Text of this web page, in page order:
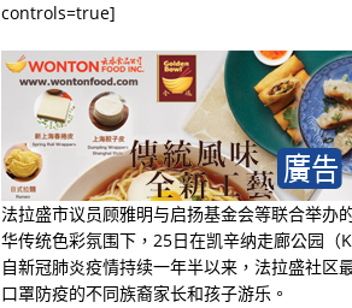
controls=true]
法拉盛市议员顾雅明与启扬基金会等联合举办
华传统色彩氛围下，25日在凯辛纳走廊公园
自新冠肺炎疫情持续一年半以来，法拉盛社区
口罩防疫的不同族裔家长和孩子游乐。